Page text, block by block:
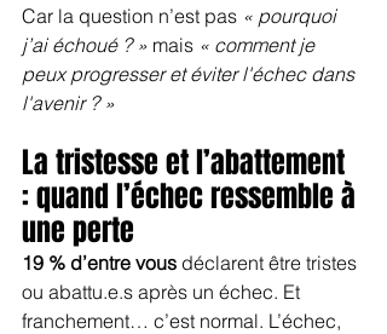
Car la question n’est pas « pourquoi
j’ai échoué ? » mais « comment je
peux progresser et éviter l'échec dans
l'avenir ? »
La tristesse et l’abattement
: quand l’échec ressemble à
une perte
19 % d’entre vous déclarent être tristes
ou abattu.e.s après un échec. Et
franchement… c’est normal. L’échec,